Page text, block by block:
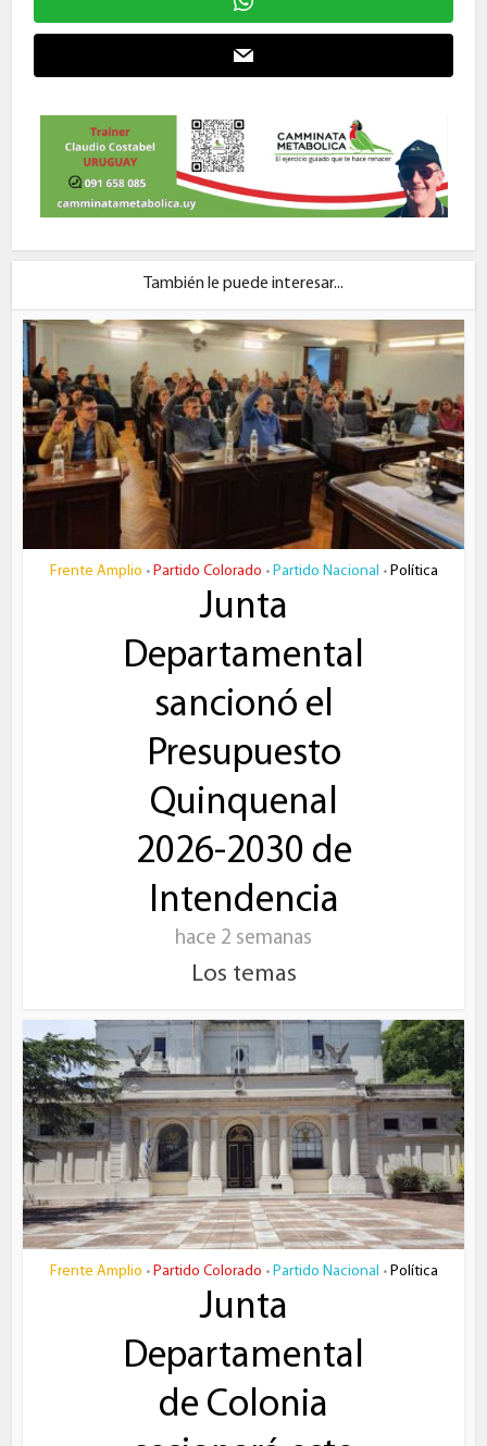
También le puede interesar...
Frente Amplio • Partido Colorado • Partido Nacional • Política
Junta
Departamental
sancionó el
Presupuesto
Quinquenal
2026-2030 de
Intendencia
hace 2 semanas
Los temas
Frente Amplio • Partido Colorado • Partido Nacional • Política
Junta
Departamental
de Colonia